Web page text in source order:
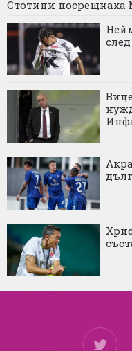
Стотици посрещнаха